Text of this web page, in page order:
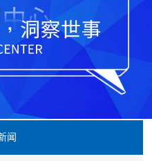
闻